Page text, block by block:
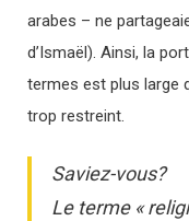
arabes – ne
d’Ismaël). Ainsi, la
termes est plus large
trop restreint.
Saviez-vous?
Le terme «